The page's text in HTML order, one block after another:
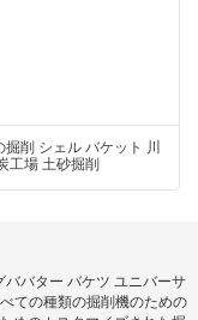
掘削 シェル バケット 川
工場 土砂掘削
ババター バケツ ユニバーサ
ての種類の掘削機のための